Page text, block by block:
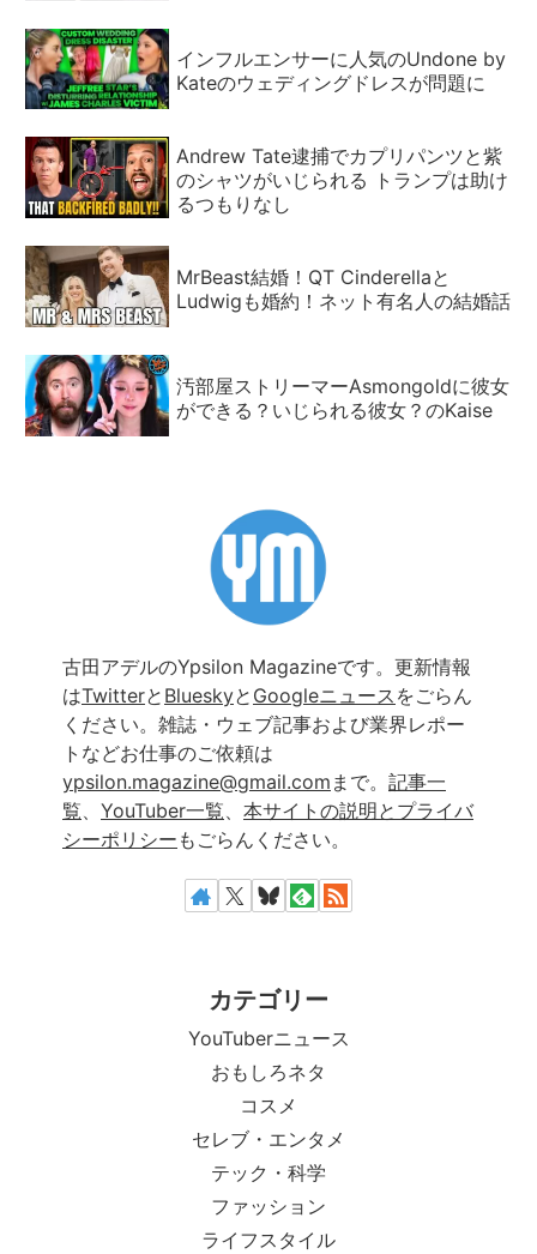
インフルエンサーに人気のUndone by
Kateのウェディングドレスが問題に
Andrew Tate逮捕でカプリパンツと紫
のシャツがいじられる トランプは助け
るつもりなし
MrBeast結婚！QT Cinderellaと
Ludwigも婚約！ネット有名人の結婚話
汚部屋ストリーマーAsmongoldに彼女
ができる？いじられる彼女？のKaise
古田アデルのYpsilon Magazineです。更新情報
はTwitterと Blueskyと Googleニュース をごらん
ください。雑誌・ウェブ記事および業界レポー
トなどお仕事のご依頼は
ypsilon.magazine@gmail.com まで。 記事一
覧、 YouTuber一覧、 本サイトの説明とプライバ
シーポリシー もごらんください。
カテゴリー
YouTuberニュース
おもしろネタ
コスメ
セレブ・エンタメ
テック・科学
ファッション
ライフスタイル